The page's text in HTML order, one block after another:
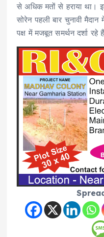
से अधिक मतों से हराया था।
सोरेन पहली बार चुनावी
पक्ष में मजबूत समर्थन दर्शा रहे